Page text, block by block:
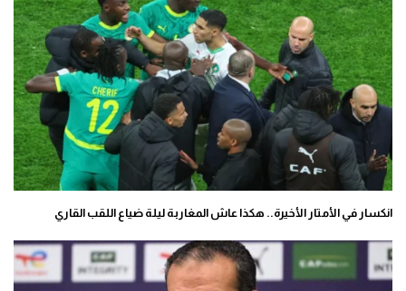
انكسار في الأمتار الأخيرة.. هكذا عاش المغاربة ليلة ضياع اللقب القاري